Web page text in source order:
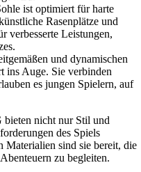
ist optimiert für harte
Rasenplätze und
verbesserte Leistungen,
und dynamischen
ins Auge. Sie verbinden
es jungen Spielern, auf
nicht nur Stil und
des Spiels
Materialien sind sie bereit, die
zu begleiten.